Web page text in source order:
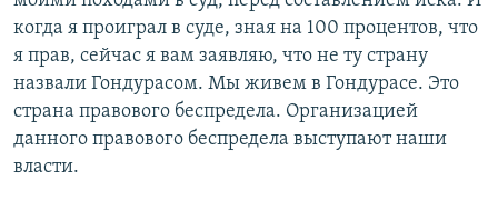
когда я проиграл в суде, зная на 100 процентов, что
я прав, сейчас я вам заявляю, что не ту страну
назвали Гондурасом. Мы живем в Гондурасе. Это
страна правового беспредела. Организацией
данного правового беспредела выступают наши
власти.